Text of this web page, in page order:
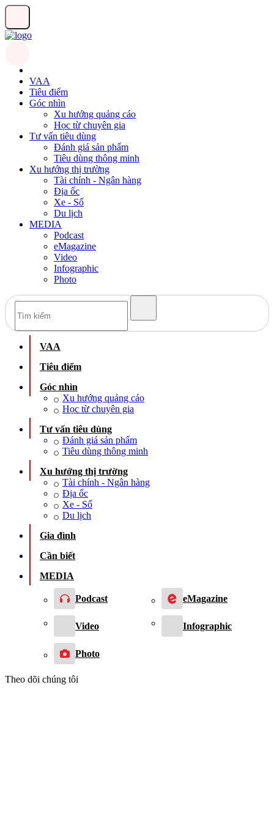
VAA
Tiêu điểm
Góc nhìn
Xu hướng quảng cáo
Học từ chuyên gia
Tư vấn tiêu dùng
Đánh giá sản phẩm
Tiêu dùng thông minh
Xu hướng thị trường
Tài chính - Ngân hàng
Địa ốc
Xe - Số
Du lịch
MEDIA
Podcast
eMagazine
Video
Infographic
Photo
VAA
Tiêu điểm
Góc nhìn
Xu hướng quảng cáo
Học từ chuyên gia
Tư vấn tiêu dùng
Đánh giá sản phẩm
Tiêu dùng thông minh
Xu hướng thị trường
Tài chính - Ngân hàng
Địa ốc
Xe - Số
Du lịch
Gia đình
Cần biết
MEDIA
Podcast eMagazine
Video Infographic
Photo
Theo dõi chúng tôi